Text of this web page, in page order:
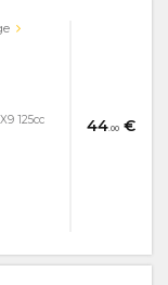
44.00 €
X9 125cc